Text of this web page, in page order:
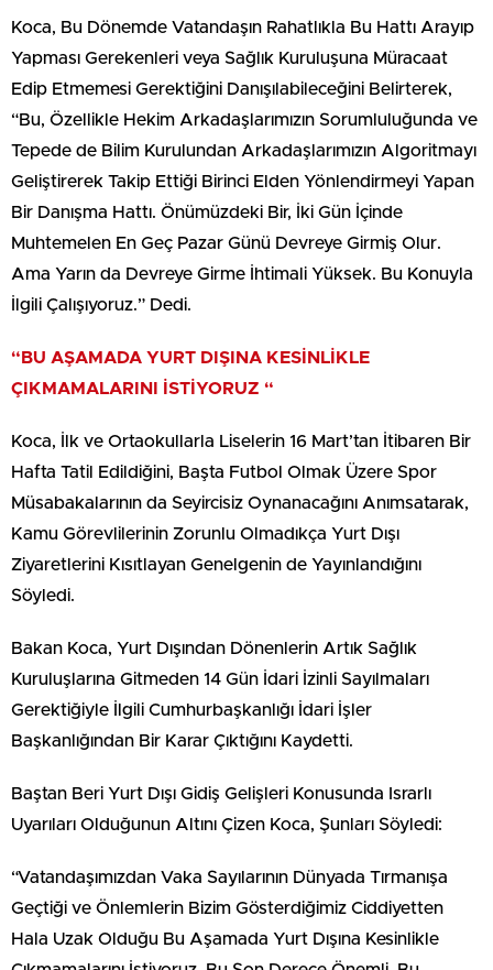
Koca, Bu Dönemde Vatandaşın Rahatlıkla Bu Hattı Arayıp
Yapması Gerekenleri veya Sağlık Kuruluşuna Müracaat
Edip Etmemesi Gerektiğini Danışılabileceğini Belirterek,
“Bu, Özellikle Hekim Arkadaşlarımızın Sorumluluğunda ve
Tepede de Bilim Kurulundan Arkadaşlarımızın Algoritmayı
Geliştirerek Takip Ettiği Birinci Elden Yönlendirmeyi Yapan
Bir Danışma Hattı. Önümüzdeki Bir, İki Gün İçinde
Muhtemelen En Geç Pazar Günü Devreye Girmiş Olur.
Ama Yarın da Devreye Girme İhtimali Yüksek. Bu Konuyla
İlgili Çalışıyoruz.” Dedi.
“BU AŞAMADA YURT DIŞINA KESİNLİKLE
ÇIKMAMALARINI İSTİYORUZ “
Koca, İlk ve Ortaokullarla Liselerin 16 Mart’tan İtibaren Bir
Hafta Tatil Edildiğini, Başta Futbol Olmak Üzere Spor
Müsabakalarının da Seyircisiz Oynanacağını Anımsatarak,
Kamu Görevlilerinin Zorunlu Olmadıkça Yurt Dışı
Ziyaretlerini Kısıtlayan Genelgenin de Yayınlandığını
Söyledi.
Bakan Koca, Yurt Dışından Dönenlerin Artık Sağlık
Kuruluşlarına Gitmeden 14 Gün İdari İzinli Sayılmaları
Gerektiğiyle İlgili Cumhurbaşkanlığı İdari İşler
Başkanlığından Bir Karar Çıktığını Kaydetti.
Baştan Beri Yurt Dışı Gidiş Gelişleri Konusunda Israrlı
Uyarıları Olduğunun Altını Çizen Koca, Şunları Söyledi:
“Vatandaşımızdan Vaka Sayılarının Dünyada Tırmanışa
Geçtiği ve Önlemlerin Bizim Gösterdiğimiz Ciddiyetten
Hala Uzak Olduğu Bu Aşamada Yurt Dışına Kesinlikle